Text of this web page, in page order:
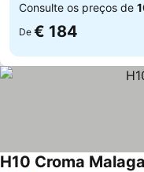
Consulte os preços de
De € 184
H10 Croma Malaga